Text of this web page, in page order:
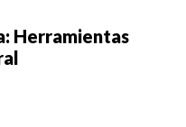
Herramientas